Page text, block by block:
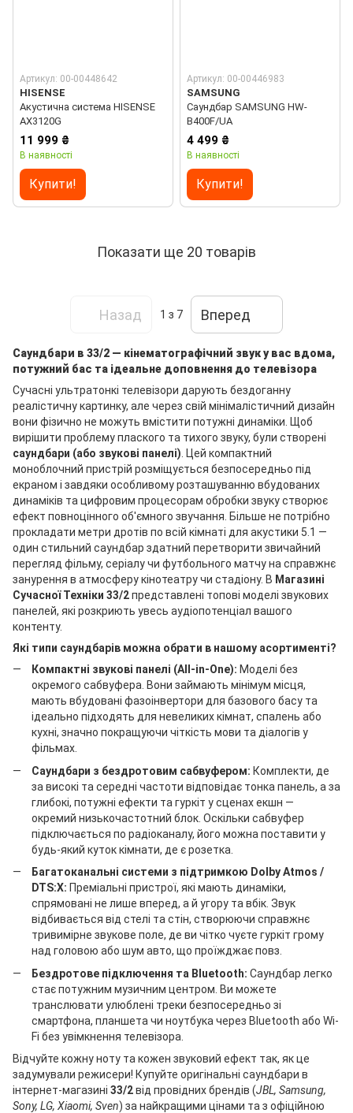
Артикул: 00-00448642
HISENSE
Акустична система HISENSE
AX3120G
11 999 ₴
В наявності
Купити!
Артикул: 00-00446983
SAMSUNG
Саундбар SAMSUNG HW-
B400F/UA
4 499 ₴
В наявності
Купити!
Показати ще 20 товарів
Назад 1 з 7 Вперед
Саундбари в 33/2 — кінематографічний звук у вас вдома,
потужний бас та ідеальне доповнення до телевізора
Сучасні ультратонкі телевізори дарують бездоганну
реалістичну картинку, але через свій мінімалістичний дизайн
вони фізично не можуть вмістити потужні динаміки. Щоб
вирішити проблему плаского та тихого звуку, були створені
саундбари (або звукові панелі). Цей компактний
моноблочний пристрій розміщується безпосередньо під
екраном і завдяки особливому розташуванню вбудованих
динаміків та цифровим процесорам обробки звуку створює
ефект повноцінного об'ємного звучання. Більше не потрібно
прокладати метри дротів по всій кімнаті для акустики 5.1 —
один стильний саундбар здатний перетворити звичайний
перегляд фільму, серіалу чи футбольного матчу на справжнє
занурення в атмосферу кінотеатру чи стадіону. В Магазині
Сучасної Техніки 33/2представлені топові моделі звукових
панелей, які розкриють увесь аудіопотенціал вашого
контенту.
Які типи саундбарів можна обрати в нашому асортименті?
Компактні звукові панелі (All-in-One): Моделі без
окремого сабвуфера. Вони займають мінімум місця,
мають вбудовані фазоінвертори для базового басу та
ідеально підходять для невеликих кімнат, спалень або
кухні, значно покращуючи чіткість мови та діалогів у
фільмах.
Саундбари з бездротовим сабвуфером: Комплекти, де
за високі та середні частоти відповідає тонка панель, а за
глибокі, потужні ефекти та гуркіт у сценах екшн —
окремий низькочастотний блок. Оскільки сабвуфер
підключається по радіоканалу, його можна поставити у
будь-який куток кімнати, де є розетка.
Багатоканальні системи з підтримкою Dolby Atmos /
DTS:X: Преміальні пристрої, які мають динаміки,
спрямовані не лише вперед, а й угору та вбік. Звук
відбивається від стелі та стін, створюючи справжнє
тривимірне звукове поле, де ви чітко чуєте гуркіт грому
над головою або шум авто, що проїжджає повз.
Бездротове підключення та Bluetooth: Саундбар легко
стає потужним музичним центром. Ви можете
транслювати улюблені треки безпосередньо зі
смартфона, планшета чи ноутбука через Bluetooth або Wi-
Fi без увімкнення телевізора.
Відчуйте кожну ноту та кожен звуковий ефект так, як це
задумували режисери! Купуйте оригінальні саундбари в
інтернет-магазині 33/2від провідних брендів (JBL, Samsung,
Sony, LG, Xiaomi, Sven) за найкращими цінами та з офіційною